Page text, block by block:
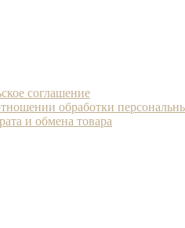
соглашение
обработки
и обмена товара